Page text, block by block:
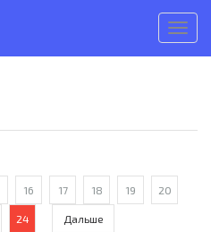
меню
16 17 18 19 20
24 Дальше